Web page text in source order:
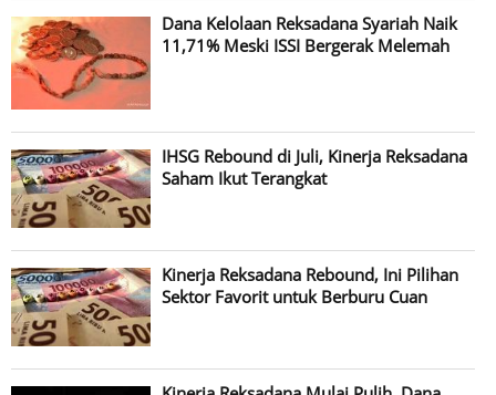
Dana Kelolaan Reksadana Syariah Naik
11,71% Meski ISSI Bergerak Melemah
IHSG Rebound di Juli, Kinerja Reksadana
Saham Ikut Terangkat
Kinerja Reksadana Rebound, Ini Pilihan
Sektor Favorit untuk Berburu Cuan